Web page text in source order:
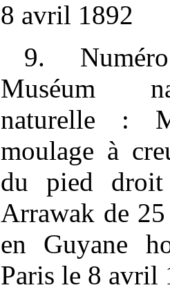
8 avril 1892
9.
Muséum
naturelle :
moulage à
du pied
Arrawak de 25
en Guyane
Paris le 8 avril